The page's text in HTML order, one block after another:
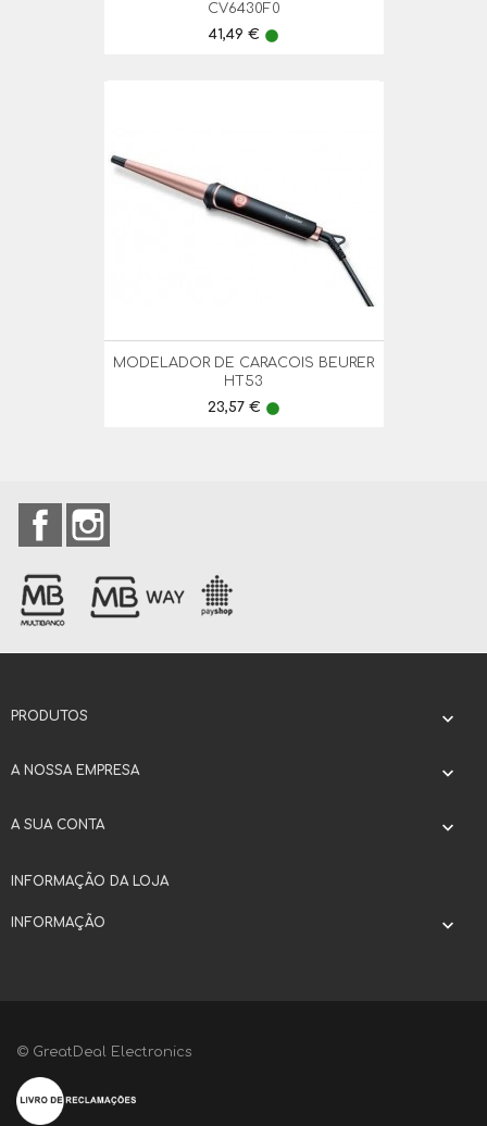
CV6430F0
Preço
41,49 € lens
MODELADOR DE CARACOIS BEURER
HT53
Preço
23,57 € lens
Facebook
PRODUTOS 
A NOSSA EMPRESA 
A SUA CONTA 
INFORMAÇÃO DA LOJA
INFORMAÇÃO 
© GreatDeal Electronics